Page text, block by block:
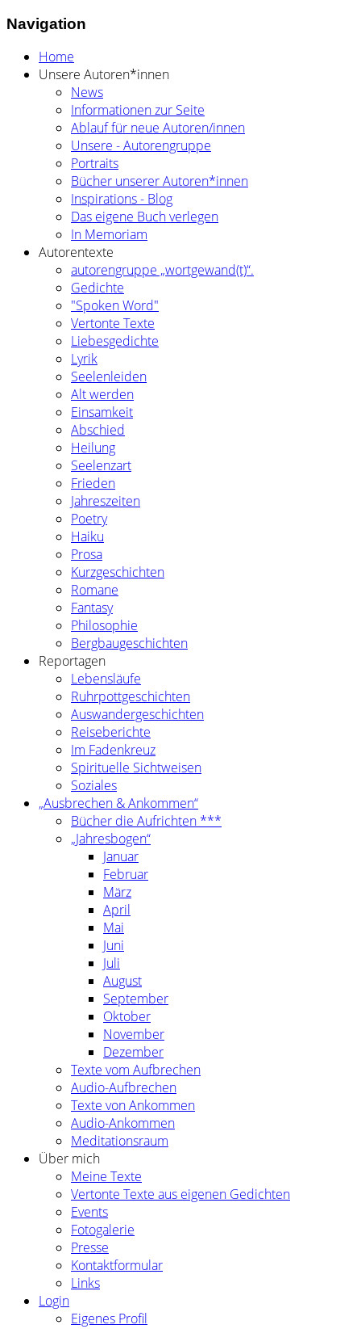
Navigation
Home
Unsere Autoren*innen
News
Informationen zur Seite
Ablauf für neue Autoren/innen
Unsere - Autorengruppe
Portraits
Bücher unserer Autoren*innen
Inspirations - Blog
Das eigene Buch verlegen
In Memoriam
Autorentexte
autorengruppe „wortgewand(t)“.
Gedichte
"Spoken Word"
Vertonte Texte
Liebesgedichte
Lyrik
Seelenleiden
Alt werden
Einsamkeit
Abschied
Heilung
Seelenzart
Frieden
Jahreszeiten
Poetry
Haiku
Prosa
Kurzgeschichten
Romane
Fantasy
Philosophie
Bergbaugeschichten
Reportagen
Lebensläufe
Ruhrpottgeschichten
Auswandergeschichten
Reiseberichte
Im Fadenkreuz
Spirituelle Sichtweisen
Soziales
„Ausbrechen & Ankommen“
Bücher die Aufrichten ***
„Jahresbogen“
Januar
Februar
März
April
Mai
Juni
Juli
August
September
Oktober
November
Dezember
Texte vom Aufbrechen
Audio-Aufbrechen
Texte von Ankommen
Audio-Ankommen
Meditationsraum
Über mich
Meine Texte
Vertonte Texte aus eigenen Gedichten
Events
Fotogalerie
Presse
Kontaktformular
Links
Login
Eigenes Profil